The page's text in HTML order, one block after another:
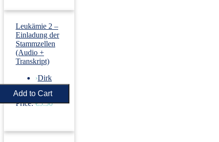
Leukämie 2 –
Einladung der
Stammzellen
(Audio +
Transkript)
›Dirk
Revenstorf
Price: €5.50